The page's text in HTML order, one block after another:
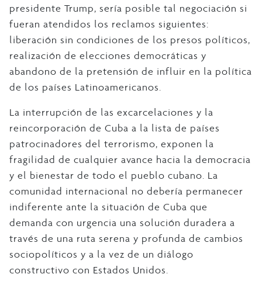
presidente Trump, sería posible tal negociación si
fueran atendidos los reclamos siguientes:
liberación sin condiciones de los presos políticos,
realización de elecciones democráticas y
abandono de la pretensión de influir en la política
de los países Latinoamericanos.
La interrupción de las excarcelaciones y la
reincorporación de Cuba a la lista de países
patrocinadores del terrorismo, exponen la
fragilidad de cualquier avance hacia la democracia
y el bienestar de todo el pueblo cubano. La
comunidad internacional no debería permanecer
indiferente ante la situación de Cuba que
demanda con urgencia una solución duradera a
través de una ruta serena y profunda de cambios
sociopolíticos y a la vez de un diálogo
constructivo con Estados Unidos.